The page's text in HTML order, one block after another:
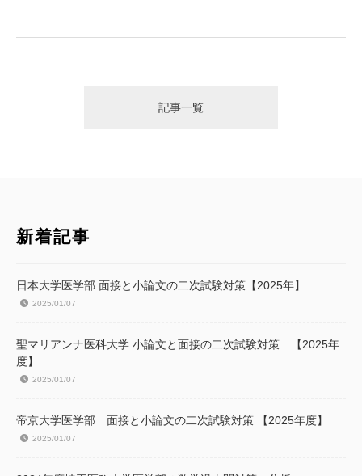
記事一覧
新着記事
日本大学医学部 面接と小論文の二次試験対策【2025年】
2025/01/07
聖マリアンナ医科大学 小論文と面接の二次試験対策 【2025年
度】
2025/01/07
帝京大学医学部 面接と小論文の二次試験対策 【2025年度】
2025/01/07